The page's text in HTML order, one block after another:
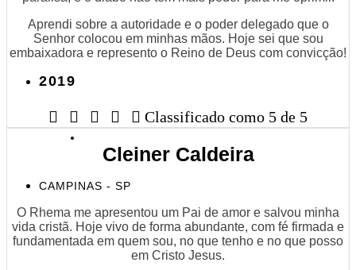
Aprendi sobre a autoridade e o poder delegado que o
Senhor colocou em minhas mãos. Hoje sei que sou
embaixadora e represento o Reino de Deus com convicção!
2019
     Classificado como 5 de 5
Cleiner Caldeira
CAMPINAS - SP
O Rhema me apresentou um Pai de amor e salvou minha
vida cristã. Hoje vivo de forma abundante, com fé firmada e
fundamentada em quem sou, no que tenho e no que posso
em Cristo Jesus.